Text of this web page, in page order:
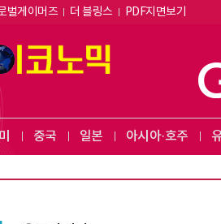
벌게이머즈 더 블링스 PDF지면보기
중국 일본 아시아·호주